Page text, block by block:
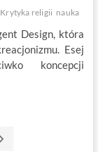
Krytyka religii nauka
Design, która
Esej
koncepcji